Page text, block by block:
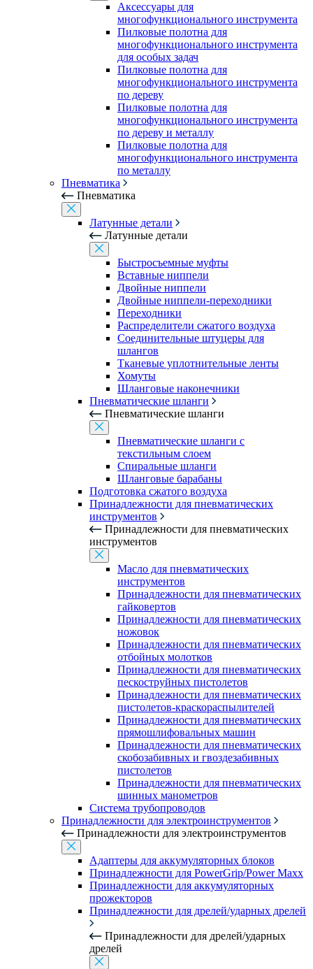
Аксессуары для
многофункционального инструмента
Пилковые полотна для
многофункционального инструмента
для особых задач
Пилковые полотна для
многофункционального инструмента
по дереву
Пилковые полотна для
многофункционального инструмента
по дереву и металлу
Пилковые полотна для
многофункционального инструмента
по металлу
Пневматика
Пневматика
Латунные детали
Латунные детали
Быстросъемные муфты
Вставные ниппели
Двойные ниппели
Двойные ниппели-переходники
Переходники
Распределители сжатого воздуха
Соединительные штуцеры для
шлангов
Тканевые уплотнительные ленты
Хомуты
Шланговые наконечники
Пневматические шланги
Пневматические шланги
Пневматические шланги с
текстильным слоем
Спиральные шланги
Шланговые барабаны
Подготовка сжатого воздуха
Принадлежности для пневматических
инструментов
Принадлежности для пневматических
инструментов
Масло для пневматических
инструментов
Принадлежности для пневматических
гайковертов
Принадлежности для пневматических
ножовок
Принадлежности для пневматических
отбойных молотков
Принадлежности для пневматических
пескоструйных пистолетов
Принадлежности для пневматических
пистолетов-краскораспылителей
Принадлежности для пневматических
прямошлифовальных машин
Принадлежности для пневматических
скобозабивных и гвоздезабивных
пистолетов
Принадлежности для пневматических
шинных манометров
Система трубопроводов
Принадлежности для электроинструментов
Принадлежности для электроинструментов
Адаптеры для аккумуляторных блоков
Принадлежности для PowerGrip/Power Maxx
Принадлежности для аккумуляторных
прожекторов
Принадлежности для дрелей/ударных дрелей
Принадлежности для дрелей/ударных
дрелей